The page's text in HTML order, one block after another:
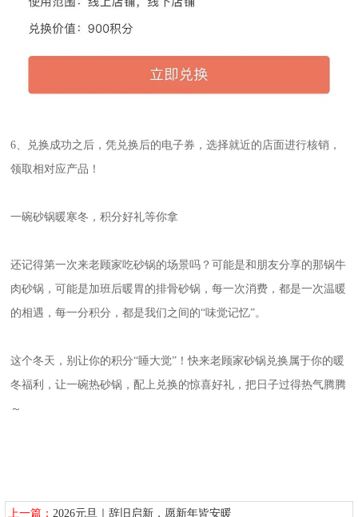
6、兑换成功之后，凭兑换后的电子券，选择就近的店面进行核销，
领取相对应产品！
一碗砂锅暖寒冬，积分好礼等你拿
还记得第一次来老顾家吃砂锅的场景吗？可能是和朋友分享的那锅牛
肉砂锅，可能是加班后暖胃的排骨砂锅，每一次消费，都是一次温暖
的相遇，每一分积分，都是我们之间的“味觉记忆”。
这个冬天，别让你的积分“睡大觉”！快来老顾家砂锅兑换属于你的暖
冬福利，让一碗热砂锅，配上兑换的惊喜好礼，把日子过得热气腾腾
～
上一篇： 2026元旦｜辞旧启新，愿新年皆安暖